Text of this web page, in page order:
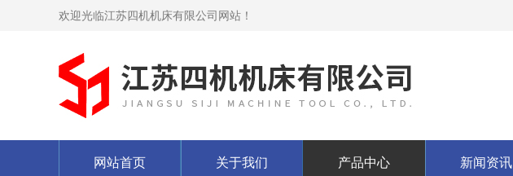
欢迎光临江苏四机机床有限公司网站！
网站首页 关于我们 产品中心 新闻资讯